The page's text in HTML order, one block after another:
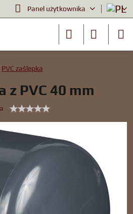
Panel użytkownika
PVC zaślepka
z PVC 40 mm